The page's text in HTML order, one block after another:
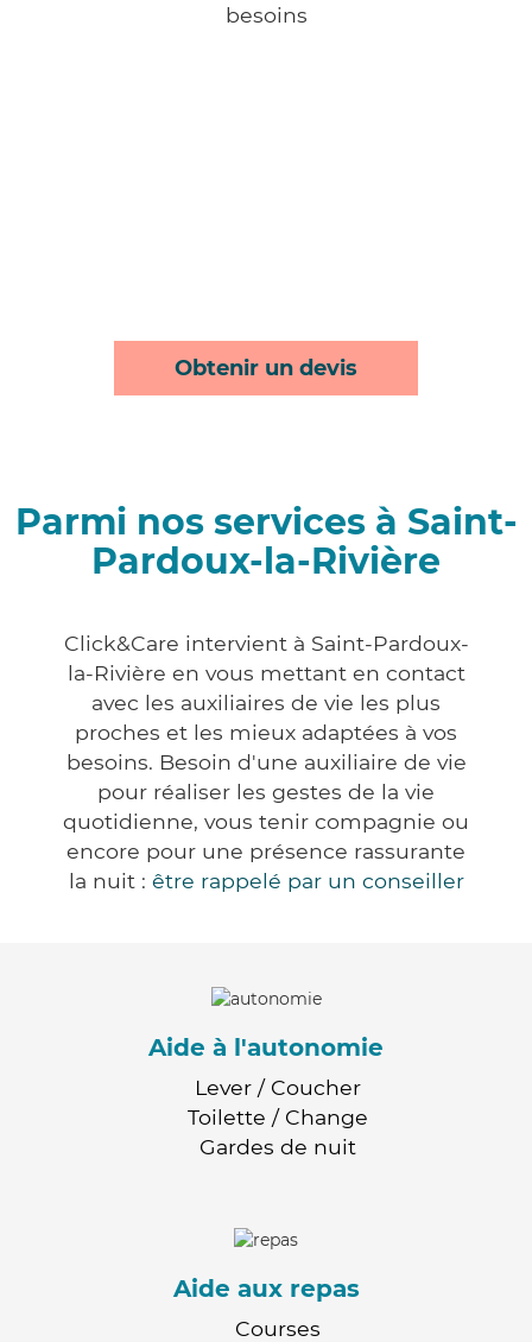
besoins
Obtenir un devis
Parmi nos services à Saint-
Pardoux-la-Rivière
Click&Care intervient à Saint-Pardoux-
la-Rivière en vous mettant en contact
avec les auxiliaires de vie les plus
proches et les mieux adaptées à vos
besoins. Besoin d'une auxiliaire de vie
pour réaliser les gestes de la vie
quotidienne, vous tenir compagnie ou
encore pour une présence rassurante
la nuit : être rappelé par un conseiller
Aide à l'autonomie
Lever / Coucher
Toilette / Change
Gardes de nuit
Aide aux repas
Courses